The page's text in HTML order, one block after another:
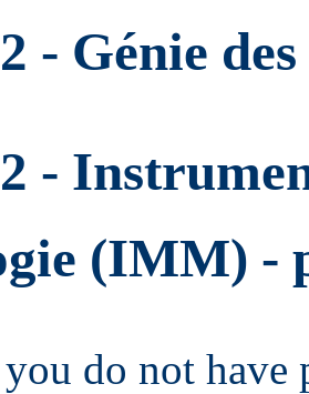
- Génie
-
(IMM) -
do not